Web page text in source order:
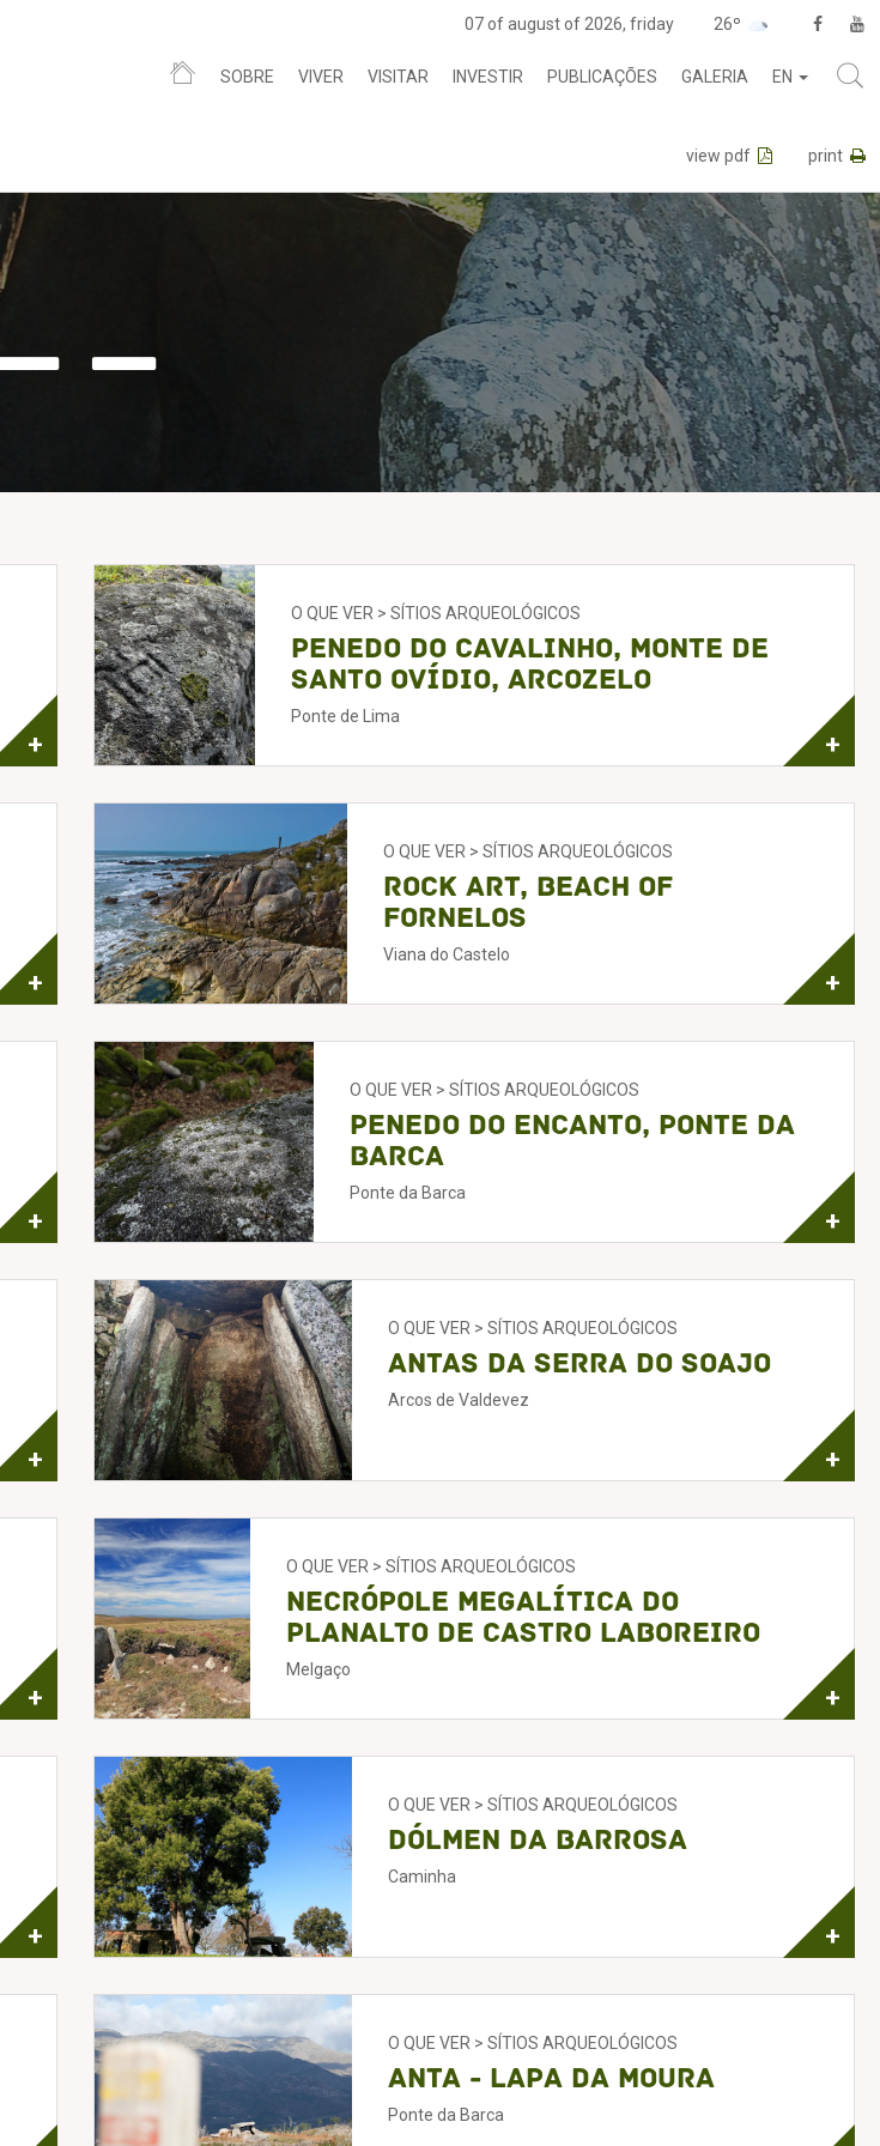
07 of august of 2026, friday 26º
SOBRE VIVER VISITAR INVESTIR PUBLICAÇÕES GALERIA EN
view pdf print
+
O QUE VER > SÍTIOS ARQUEOLÓGICOS
Penedo do Cavalinho, Monte de
Santo Ovídio, Arcozelo
Ponte de Lima
+
+
O QUE VER > SÍTIOS ARQUEOLÓGICOS
Rock Art, Beach of
Fornelos
Viana do Castelo
+
+
O QUE VER > SÍTIOS ARQUEOLÓGICOS
Penedo do Encanto, Ponte da
Barca
Ponte da Barca
+
+
O QUE VER > SÍTIOS ARQUEOLÓGICOS
Antas da Serra do Soajo
Arcos de Valdevez
+
+
O QUE VER > SÍTIOS ARQUEOLÓGICOS
Necrópole Megalítica do
Planalto de Castro Laboreiro
Melgaço
+
+
O QUE VER > SÍTIOS ARQUEOLÓGICOS
Dólmen da Barrosa
Caminha
+
O QUE VER > SÍTIOS ARQUEOLÓGICOS
Anta - Lapa da Moura
Ponte da Barca